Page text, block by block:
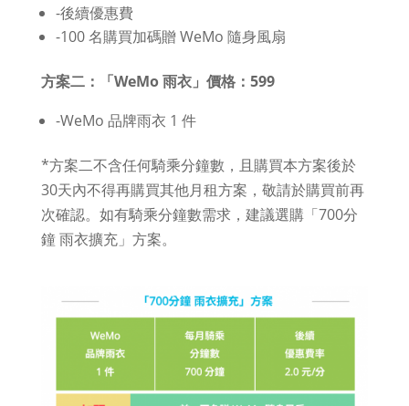
-後續優惠費
-100 名購買加碼贈 WeMo 隨身風扇
方案二：「WeMo 雨衣」價格：599
-WeMo 品牌雨衣 1 件
*方案二不含任何騎乘分鐘數，且購買本方案後於
30天內不得再購買其他月租方案，敬請於購買前再
次確認。如有騎乘分鐘數需求，建議選購「700分
鐘 雨衣擴充」方案。